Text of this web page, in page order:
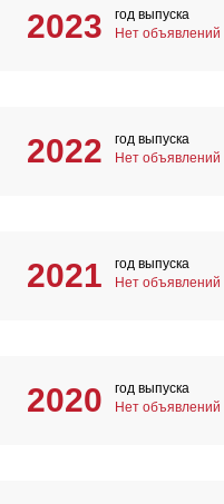
2023
год выпуска
Нет объявлений
2022
год выпуска
Нет объявлений
2021
год выпуска
Нет объявлений
2020
год выпуска
Нет объявлений